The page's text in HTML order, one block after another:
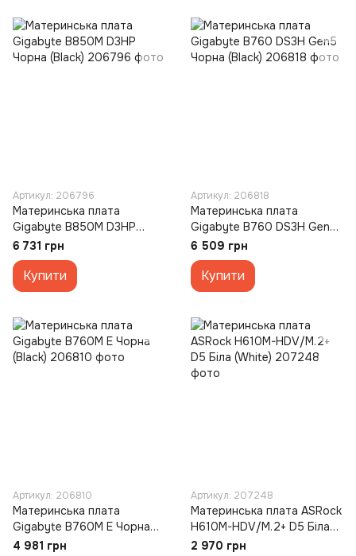
Артикул: 206796
Материнська плата
Gigabyte B850M D3HP
Чорна (Black)
6 731 грн
Купити
Артикул: 206818
Материнська плата
Gigabyte B760 DS3H Gen5
Чорна (Black)
6 509 грн
Купити
Артикул: 206810
Материнська плата
Gigabyte B760M E Чорна
(Black)
4 981 грн
Артикул: 207248
Материнська плата ASRock
H610M-HDV/M.2+ D5 Біла
(White)
2 970 грн